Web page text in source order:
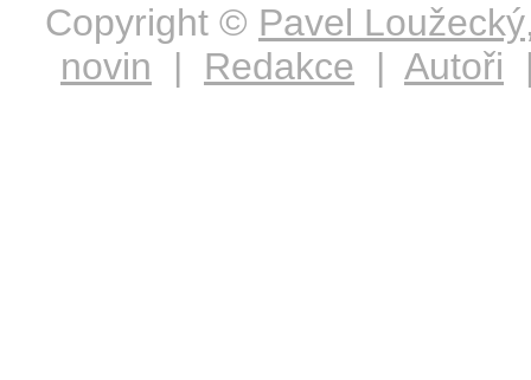
Copyright © Pavel Loužecký
novin | Redakce | Autoři